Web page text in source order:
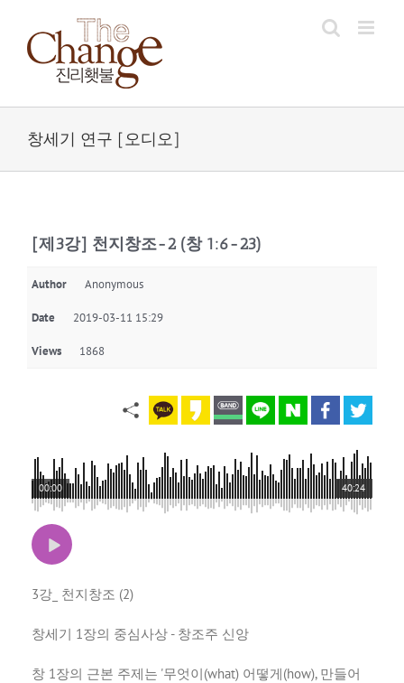
content
창세기 연구 [오디오]
[제3강] 천지창조-2 (창 1:6-23)
Author Anonymous
Date 2019-03-11 15:29
Views 1868
40:24
00:00
3강_ 천지창조 (2)
창세기 1장의 중심사상 - 창조주 신앙
창 1장의 근본 주제는 '무엇이(what) 어떻게(how), 만들어